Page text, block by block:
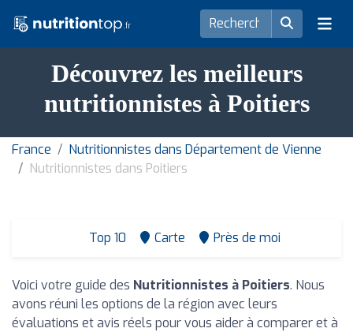
Découvrez les meilleurs
nutritionnistes à Poitiers
France
Nutritionnistes dans Département de Vienne
Nutritionnistes dans Poitiers
Top 10 Carte Près de moi
Voici votre guide des Nutritionnistes à Poitiers. Nous
avons réuni les options de la région avec leurs
évaluations et avis réels pour vous aider à comparer et à